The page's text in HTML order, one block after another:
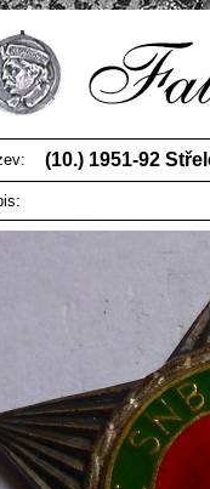
(10.) 1951-92